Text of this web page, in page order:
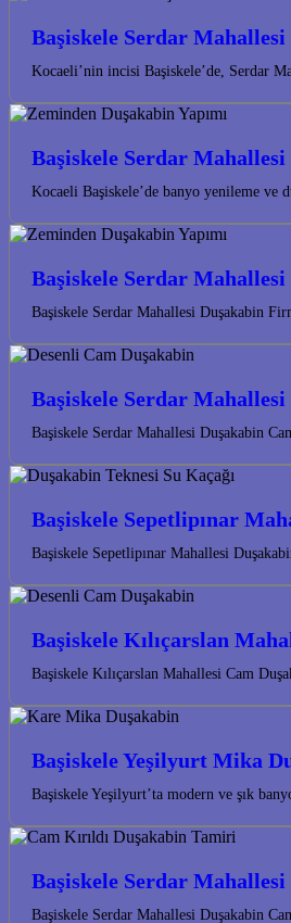
Başiskele Serdar
Kocaeli’nin incisi Başiskele’de, Serdar
Başiskele Serdar
Kocaeli Başiskele’de banyo yenileme ve
Başiskele Serdar
Başiskele Serdar Mahallesi Duşakabin
Başiskele Serdar
Başiskele Serdar Mahallesi Duşakabin
Başiskele Sepetlipınar
Başiskele Sepetlipınar Mahallesi
Başiskele Kılıçarslan
Başiskele Kılıçarslan Mahallesi Cam
Başiskele Yeşilyurt Mika
Başiskele Yeşilyurt’ta modern ve şık
Başiskele Serdar
Başiskele Serdar Mahallesi Duşakabin